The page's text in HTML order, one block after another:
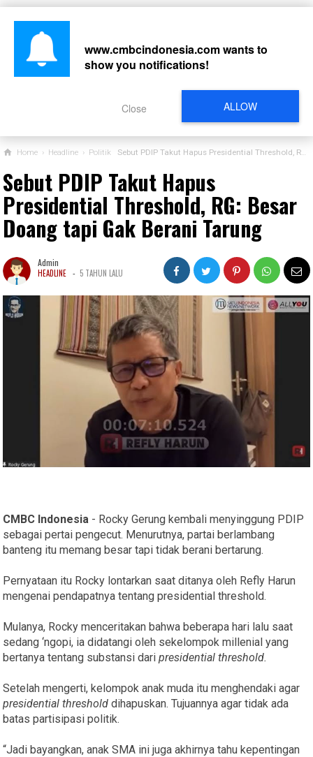
Home › Headline › Politik Sebut PDIP Takut Hapus Presidential Threshold, RG: Besar Doang tapi Gak Berani Tarung
Sebut PDIP Takut Hapus
Presidential Threshold, RG: Besar
Doang tapi Gak Berani Tarung
Admin
HEADLINE - 5 TAHUN LALU
CMBC Indonesia - Rocky Gerung kembali menyinggung PDIP
sebagai pertai pengecut. Menurutnya, partai berlambang
banteng itu memang besar tapi tidak berani bertarung.
Pernyataan itu Rocky lontarkan saat ditanya oleh Refly Harun
mengenai pendapatnya tentang presidential threshold.
Mulanya, Rocky menceritakan bahwa beberapa hari lalu saat
sedang ‘ngopi, ia didatangi oleh sekelompok millenial yang
bertanya tentang substansi daripresidential threshold.
Setelah mengerti, kelompok anak muda itu menghendaki agar
presidential threshold dihapuskan. Tujuannya agar tidak ada
batas partisipasi politik.
“Jadi bayangkan, anak SMA ini juga akhirnya tahu kepentingan
www.cmbcindonesia.comwants to
show you notifications!
ALLOW
Close